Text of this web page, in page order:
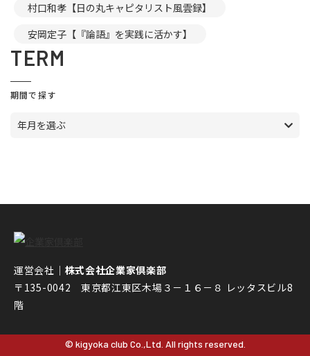
村口和孝【日の丸キャピタリスト風雲録】
安岡定子【『論語』を実践に活かす】
TERM
期間で探す
年月を選ぶ
運営会社｜ 株式会社企業家倶楽部
〒135-0042 東京都江東区木場３－１６－８ レッタスビル8
階
© kigyoka club Co.,Ltd. All rights reserved.